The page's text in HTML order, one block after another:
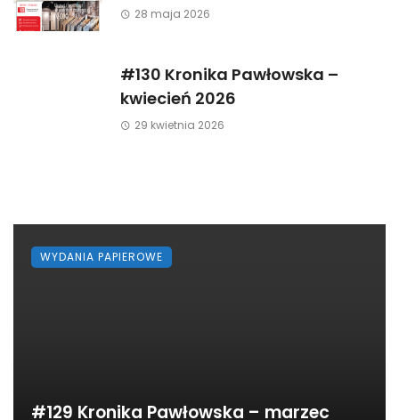
28 maja 2026
#130 Kronika Pawłowska –
kwiecień 2026
29 kwietnia 2026
#129 Kronika Pawłowska – marzec
WYDANIA PAPIEROWE